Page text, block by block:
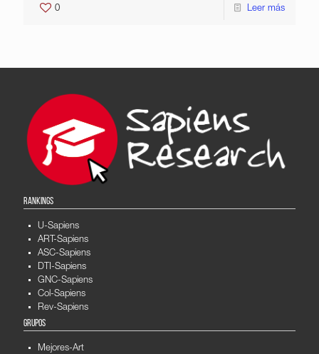
0 Leer más
RANKINGS
U-Sapiens
ART-Sapiens
ASC-Sapiens
DTI-Sapiens
GNC-Sapiens
Col-Sapiens
Rev-Sapiens
GRUPOS
Mejores-Art